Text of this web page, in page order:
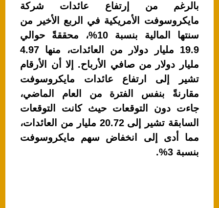
c
e
b
o
o
k
at
s
A
p
p
بالرغم من إرتفاع عائدات شركة
مايكروسوفت الأمريكية في الربع الأخير من
سنتها المالية بنسبة 10%، محققةً حوالي
19.9 مليار دولار من العائدات، منها 4.97
مليار دولار من صافي الأرباح. إلا أن الأرقام
تشير إلى ارتفاع عائدات مايكروسوفت
مقارنةً بنفس الفترة من العام الماضي،
جاءت دون التوقعات حيث كانت التوقعات
السابقة تشير إلى 20.72 مليار من العائدات،
مما أدى إلى انخفاض سهم مايكروسوفت
بنسبة 3%.